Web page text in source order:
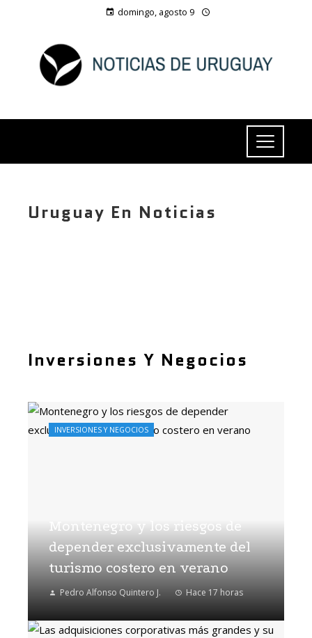
domingo, agosto 9
Uruguay En Noticias
Inversiones Y Negocios
Montenegro y los riesgos de
depender exclusivamente del
turismo costero en verano
Pedro Alfonso Quintero J. Hace 17 horas
INVERSIONES Y NEGOCIOS